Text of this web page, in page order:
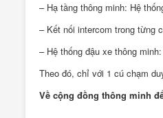
– Hạ tầng thông minh: Hệ
– Kết nối intercom trong từng
– Hệ thống đậu xe thông
Theo đó, chỉ với 1 cú chạm
Về cộng đồng thông minh